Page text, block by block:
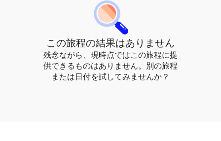
この旅程の結果はありません
残念ながら、現時点ではこの旅程に提
供できるものはありません。別の旅程
または日付を試してみませんか？